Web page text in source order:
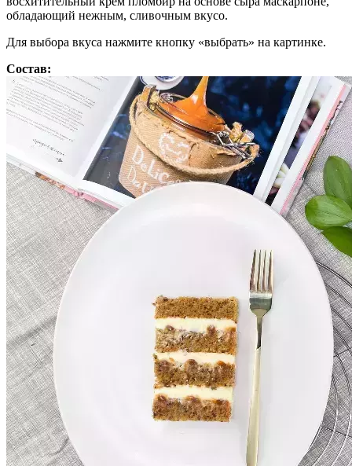
обладающий нежным, сливочным вкусо.
Для выбора вкуса нажмите кнопку «выбрать» на картинке.
Состав: